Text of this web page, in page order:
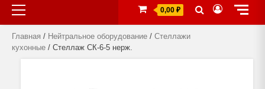
Primary
Menu
0,00 ₽
Главная / Нейтральное оборудование / Стеллажи
кухонные / Стеллаж СК-6-5 нерж.